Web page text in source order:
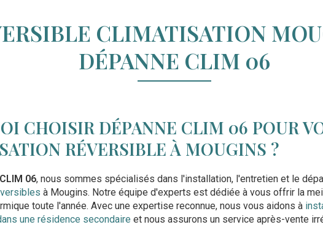
CLIMATISATION
DÉPANNE CLIM 06
CHOISIR DÉPANNE CLIM 06 POUR
RÉVERSIBLE À MOUGINS ?
06, nous sommes spécialisés dans l'installation, l'entretien et le
à Mougins. Notre équipe d'experts est dédiée à vous offrir la
toute l'année. Avec une expertise reconnue, nous vous aidons à
une résidence secondaire et nous assurons un service après-vente